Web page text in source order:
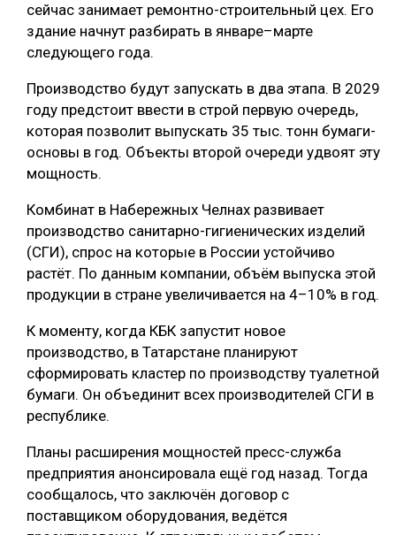
сейчас занимает ремонтно-строительный цех. Его
здание начнут разбирать в январе–марте
следующего года.
Производство будут запускать в два этапа. В 2029
году предстоит ввести в строй первую очередь,
которая позволит выпускать 35 тыс. тонн бумаги-
основы в год. Объекты второй очереди удвоят эту
мощность.
Комбинат в Набережных Челнах развивает
производство санитарно-гигиенических изделий
(СГИ), спрос на которые в России устойчиво
растёт. По данным компании, объём выпуска этой
продукции в стране увеличивается на 4–10% в год.
К моменту, когда КБК запустит новое
производство, в Татарстане планируют
сформировать кластер по производству туалетной
бумаги. Он объединит всех производителей СГИ в
республике.
Планы расширения мощностей пресс-служба
предприятия анонсировала ещё год назад. Тогда
сообщалось, что заключён договор с
поставщиком оборудования, ведётся